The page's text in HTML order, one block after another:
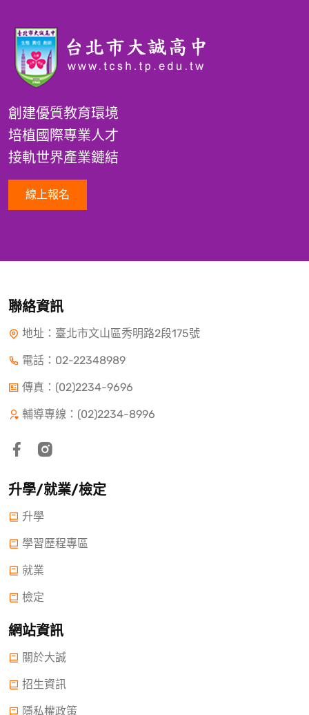
創建優質教育環境
培植國際專業人才
接軌世界產業鏈結
線上報名
聯絡資訊
地址：臺北市文山區秀明路2段175號
電話： 02-22348989
傳真：(02)2234-9696
輔導專線：(02)2234-8996
升學/就業/檢定
升學
學習歷程專區
就業
檢定
網站資訊
關於大誠
招生資訊
隱私權政策